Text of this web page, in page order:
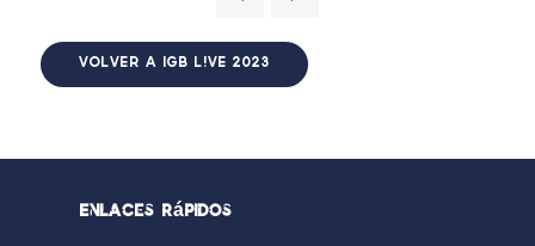
VOLVER A IGB L!VE 2023
Enlaces rápidos